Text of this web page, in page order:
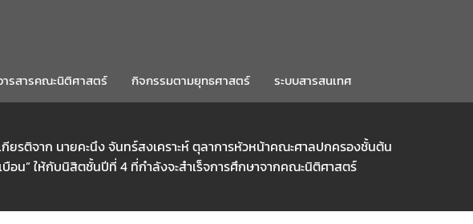
ารสารคณะนิติศาสตร์ กิจกรรมตามยุทธศาสตร์ ระบบสารสนเทศ
ยรติจาก นายคะนึง จันทร์สงเคราะห์ ตุลาการหัวหน้าคณะศาลปกครองชั้นต้น
อน” ให้กับนิสิตชั้นปีที่ 4 ที่กำลังจะสำเร็จการศึกษาจากคณะนิติศาสตร์